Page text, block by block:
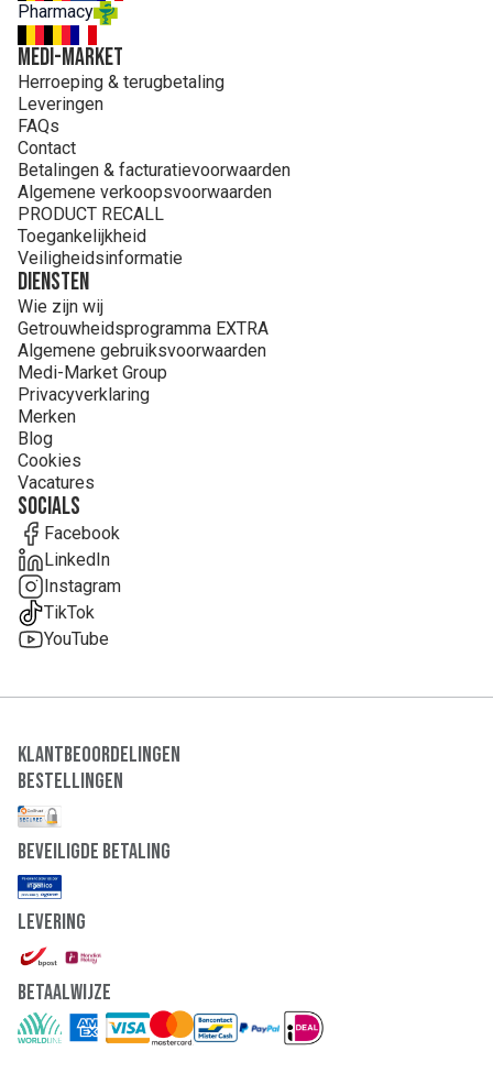
Pharmacy
MEDI-MARKET
Herroeping & terugbetaling
Leveringen
FAQs
Contact
Betalingen & facturatievoorwaarden
Algemene verkoopsvoorwaarden
PRODUCT RECALL
Toegankelijkheid
Veiligheidsinformatie
Diensten
Wie zijn wij
Getrouwheidsprogramma EXTRA
Algemene gebruiksvoorwaarden
Medi-Market Group
Privacyverklaring
Merken
Blog
Cookies
Vacatures
Socials
Facebook
LinkedIn
Instagram
TikTok
YouTube
Klantbeoordelingen
Bestellingen
Beveiligde Betaling
Levering
Betaalwijze